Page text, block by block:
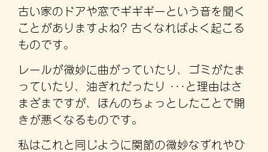
古い家のドアや窓でギギギーという音を聞く
ことがありますよね? 古くなればよく起こる
ものです。
レールが微妙に曲がっていたり、ゴミがたま
っていたり、油ぎれだったり ･･･と理由はさ
まざまですが、ほんのちょっとしたことで開
きが悪くなるものです。
私はこれと同じように関節の微妙なずれやひ